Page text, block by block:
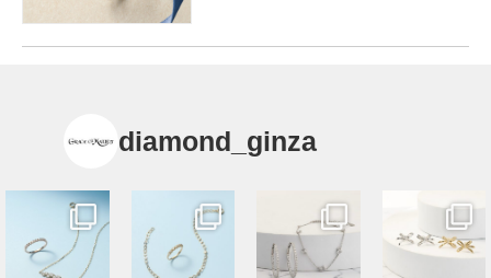
diamond_ginza